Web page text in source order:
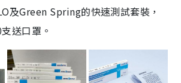
及Green Spring的快速測試套裝，
送口罩。